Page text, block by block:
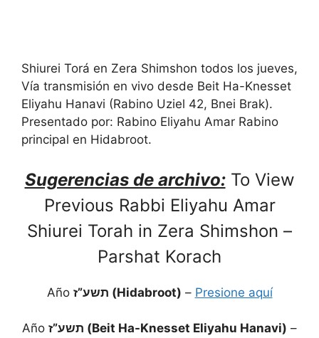
Shiurei Torá en Zera Shimshon todos los jueves,
Vía transmisión en vivo desde Beit Ha-Knesset
Eliyahu Hanavi (Rabino Uziel 42, Bnei Brak).
Presentado por: Rabino Eliyahu Amar Rabino
principal en Hidabroot.
Sugerencias de archivo:To View
Previous Rabbi Eliyahu Amar
Shiurei Torah in Zera Shimshon –
Parshat Korach
Año תשע”ז (Hidabroot) – Presione aquí
Año תשע”ז (Beit Ha-Knesset Eliyahu Hanavi) –